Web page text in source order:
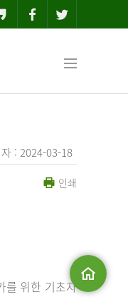
맵
: 2024-03-18
인쇄
를 위한 기초자